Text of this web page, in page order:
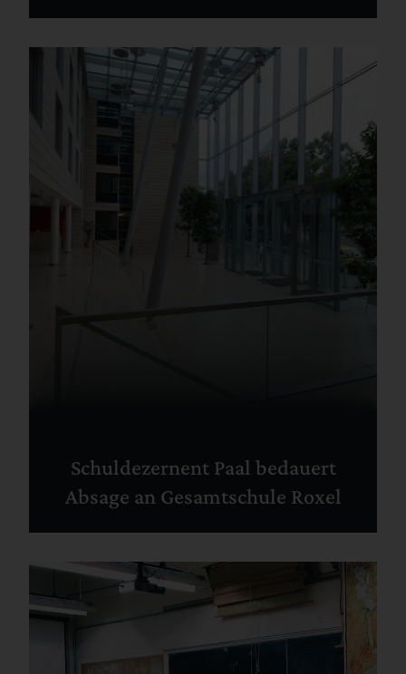
Schuldezernent Paal bedauert
Absage an Gesamtschule Roxel